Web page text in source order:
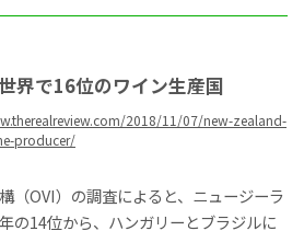
界で16位のワイン生産国
2018/11/07/new-zealand-
producer/
（OVI）の調査によると、ニュージーラ
の14位から、ハンガリーとブラジルに